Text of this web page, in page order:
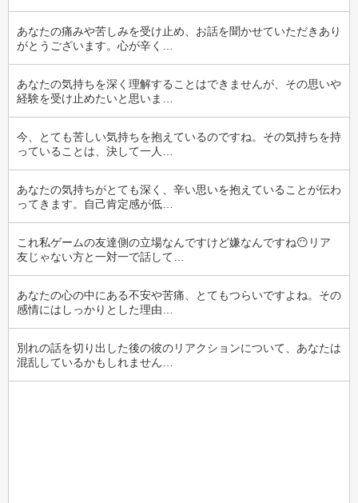
あなたの痛みや苦しみを受け止め、お話を聞かせていただきあり
がとうございます。心が辛く…
あなたの気持ちを深く理解することはできませんが、その思いや
経験を受け止めたいと思いま…
今、とても苦しい気持ちを抱えているのですね。その気持ちを持
っていることは、決して一人…
あなたの気持ちがとても深く、辛い思いを抱えていることが伝わ
ってきます。自己肯定感が低…
これ私ゲームの友達側の立場なんですけど嫌なんですね😶リア
友じゃない方と一対一で話して…
あなたの心の中にある不安や苦痛、とてもつらいですよね。その
感情にはしっかりとした理由…
別れの話を切り出した後の彼のリアクションについて、あなたは
混乱しているかもしれません…